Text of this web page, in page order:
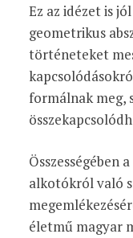
Ez az idézet is
geometrikus
történeteket
formálnak meg,
Összességében
alkotókról való
életmű magyar